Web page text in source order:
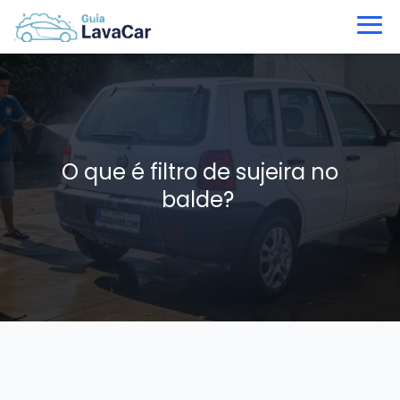
O que é filtro de sujeira no
balde?